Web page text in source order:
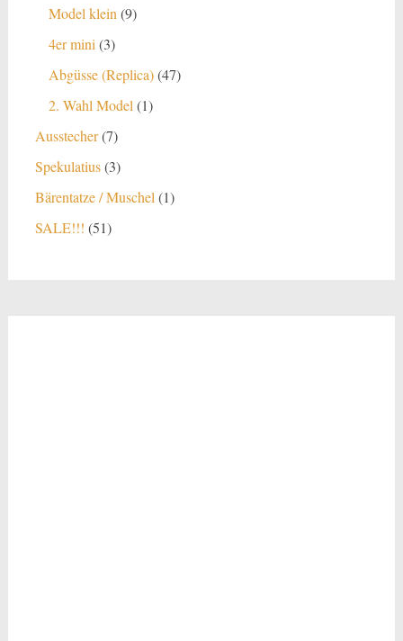
Model klein 99
4er mini 33
Abgüsse (Replica) 4747
2. Wahl Model 11
Ausstecher 77
Spekulatius 33
Produkte
Bärentatze / Muschel 11
SALE!!! 5151